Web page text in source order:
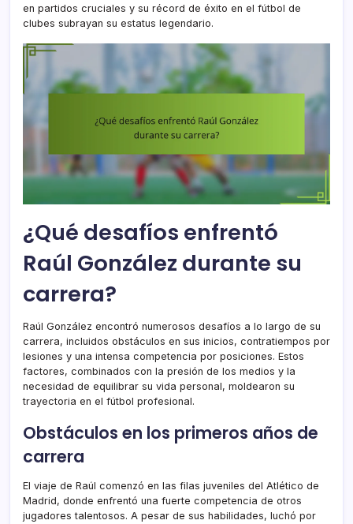
en partidos cruciales y su récord de éxito en el fútbol de
clubes subrayan su estatus legendario.
¿Qué desafíos enfrentó
Raúl González durante su
carrera?
Raúl González encontró numerosos desafíos a lo largo de su
carrera, incluidos obstáculos en sus inicios, contratiempos por
lesiones y una intensa competencia por posiciones. Estos
factores, combinados con la presión de los medios y la
necesidad de equilibrar su vida personal, moldearon su
trayectoria en el fútbol profesional.
Obstáculos en los primeros años de
carrera
El viaje de Raúl comenzó en las filas juveniles del Atlético de
Madrid, donde enfrentó una fuerte competencia de otros
jugadores talentosos. A pesar de sus habilidades, luchó por